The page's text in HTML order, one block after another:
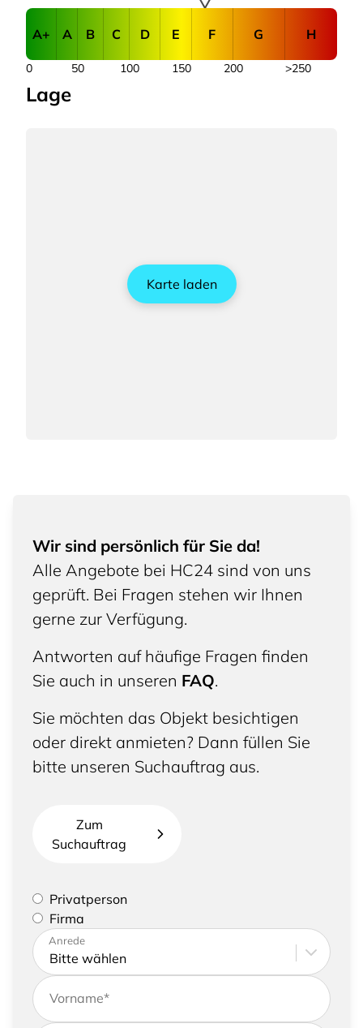
A+ A B C D E F G H
50 100 150 200
0 >250
Lage
Karte laden
Wir sind persönlich für Sie da!
Alle Angebote bei HC24 sind von uns
geprüft. Bei Fragen stehen wir Ihnen
gerne zur Verfügung.
Antworten auf häufige Fragen finden
Sie auch in unseren FAQ.
Sie möchten das Objekt besichtigen
oder direkt anmieten? Dann füllen Sie
bitte unseren Suchauftrag aus.
Zum
Suchauftrag
Bitte geben Sie an, ob Sie eine Privatperson sind
oder eine Firma vertreten
Privatperson
Firma
Bitte tragen Sie Ihre Adresse sowie
Kontaktdaten ein
Anrede
Vorname*